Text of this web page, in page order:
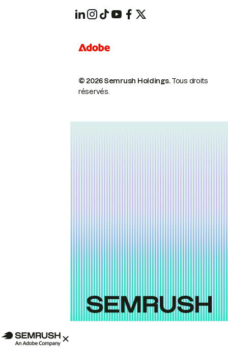
© 2026 Semrush Holdings.Tous droits
réservés.